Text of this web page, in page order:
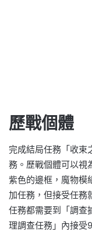
歷戰個體
完成結局任務「收束
務。歷戰個體可以視
紫色的邊框，魔物模
加任務，但接受任務
任務都需要到「調查
理調查任務」內接受